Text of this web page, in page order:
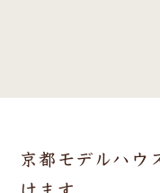
京都モデルハウ